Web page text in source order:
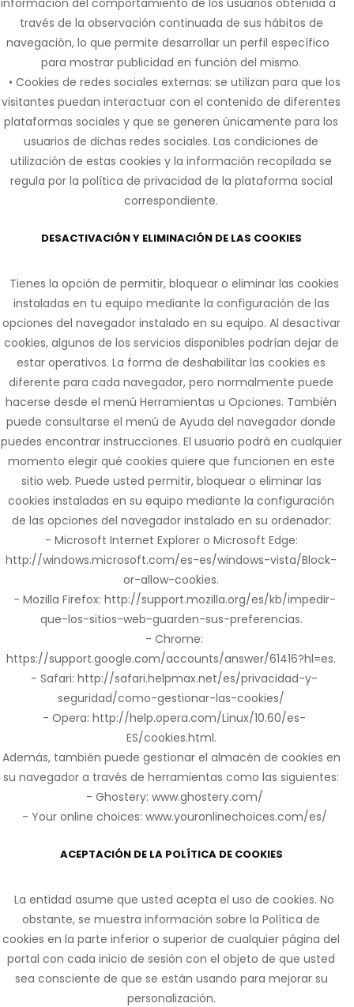
información del comportamiento de los usuarios obtenida a
través de la observación continuada de sus hábitos de
navegación, lo que permite desarrollar un perfil específico
para mostrar publicidad en función del mismo.
• Cookies de redes sociales externas: se utilizan para que los
visitantes puedan interactuar con el contenido de diferentes
plataformas sociales y que se generen únicamente para los
usuarios de dichas redes sociales. Las condiciones de
utilización de estas cookies y la información recopilada se
regula por la política de privacidad de la plataforma social
correspondiente.
DESACTIVACIÓN Y ELIMINACIÓN DE LAS COOKIES
Tienes la opción de permitir, bloquear o eliminar las cookies
instaladas en tu equipo mediante la configuración de las
opciones del navegador instalado en su equipo. Al desactivar
cookies, algunos de los servicios disponibles podrían dejar de
estar operativos. La forma de deshabilitar las cookies es
diferente para cada navegador, pero normalmente puede
hacerse desde el menú Herramientas u Opciones. También
puede consultarse el menú de Ayuda del navegador donde
puedes encontrar instrucciones. El usuario podrá en cualquier
momento elegir qué cookies quiere que funcionen en este
sitio web. Puede usted permitir, bloquear o eliminar las
cookies instaladas en su equipo mediante la configuración
de las opciones del navegador instalado en su ordenador:
- Microsoft Internet Explorer o Microsoft Edge:
http://windows.microsoft.com/es-es/windows-vista/Block-
or-allow-cookies.
- Mozilla Firefox: http://support.mozilla.org/es/kb/impedir-
que-los-sitios-web-guarden-sus-preferencias.
- Chrome:
https://support.google.com/accounts/answer/61416?hl=es.
- Safari: http://safari.helpmax.net/es/privacidad-y-
seguridad/como-gestionar-las-cookies/
- Opera: http://help.opera.com/Linux/10.60/es-
ES/cookies.html.
Además, también puede gestionar el almacén de cookies en
su navegador a través de herramientas como las siguientes:
- Ghostery: www.ghostery.com/
- Your online choices: www.youronlinechoices.com/es/
ACEPTACIÓN DE LA POLÍTICA DE COOKIES
La entidad asume que usted acepta el uso de cookies. No
obstante, se muestra información sobre la Política de
cookies en la parte inferior o superior de cualquier página del
portal con cada inicio de sesión con el objeto de que usted
sea consciente de que se están usando para mejorar su
personalización.